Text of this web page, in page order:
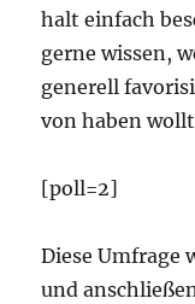
halt einfach
gerne wissen,
generell
von haben
[poll=2]
Diese Umfrage
und